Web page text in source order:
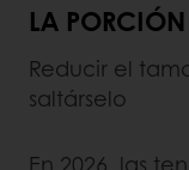
LA PORCIÓN
Reducir el
saltárselo